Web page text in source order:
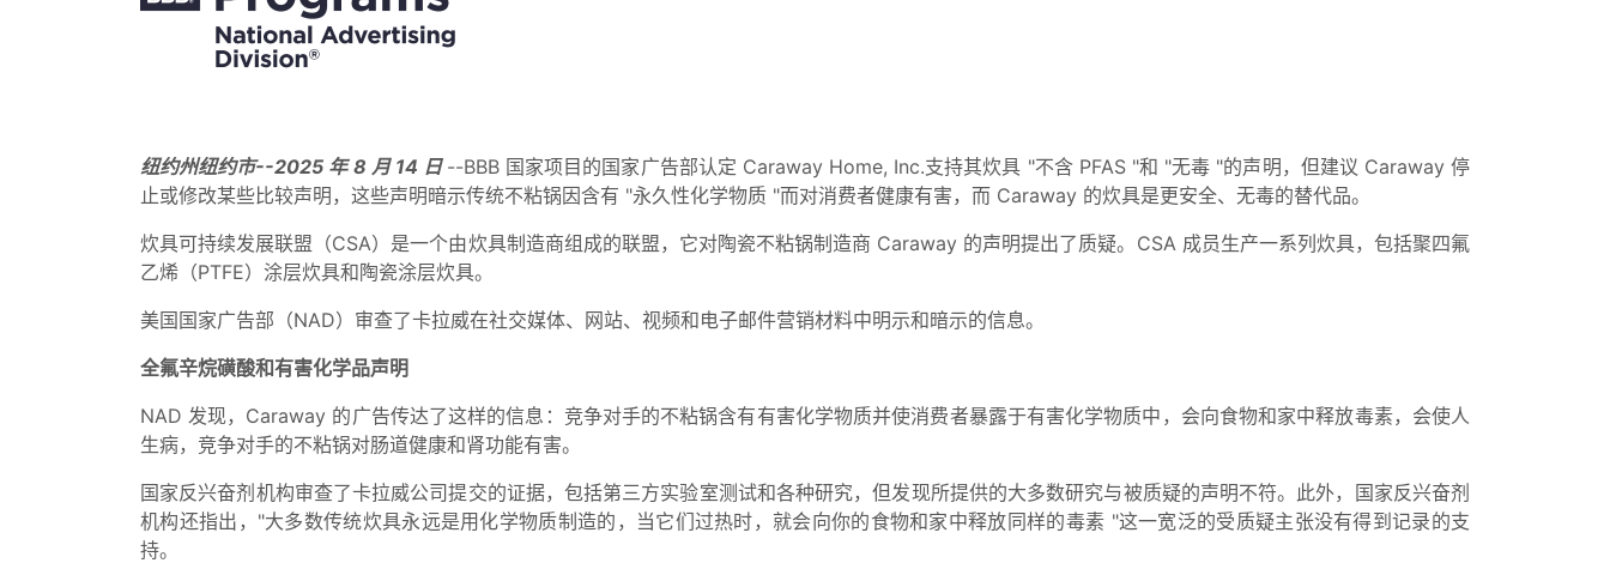
纽约州纽约市--2025 年 8 月 14 日 --BBB 国家项目的国家广告部认定 Caraway Home, Inc.支持其炊具 "不含 PFAS "和 "无毒 "的声明，但建议 Caraway 停
止或修改某些比较声明，这些声明暗示传统不粘锅因含有 "永久性化学物质 "而对消费者健康有害，而 Caraway 的炊具是更安全、无毒的替代品。
炊具可持续发展联盟（CSA）是一个由炊具制造商组成的联盟，它对陶瓷不粘锅制造商 Caraway 的声明提出了质疑。CSA 成员生产一系列炊具，包括聚四氟
乙烯（PTFE）涂层炊具和陶瓷涂层炊具。
美国国家广告部（NAD）审查了卡拉威在社交媒体、网站、视频和电子邮件营销材料中明示和暗示的信息。
全氟辛烷磺酸和有害化学品声明
NAD 发现，Caraway 的广告传达了这样的信息：竞争对手的不粘锅含有有害化学物质并使消费者暴露于有害化学物质中，会向食物和家中释放毒素，会使人
生病，竞争对手的不粘锅对肠道健康和肾功能有害。
国家反兴奋剂机构审查了卡拉威公司提交的证据，包括第三方实验室测试和各种研究，但发现所提供的大多数研究与被质疑的声明不符。此外，国家反兴奋剂
机构还指出，"大多数传统炊具永远是用化学物质制造的，当它们过热时，就会向你的食物和家中释放同样的毒素 "这一宽泛的受质疑主张没有得到记录的支
持。